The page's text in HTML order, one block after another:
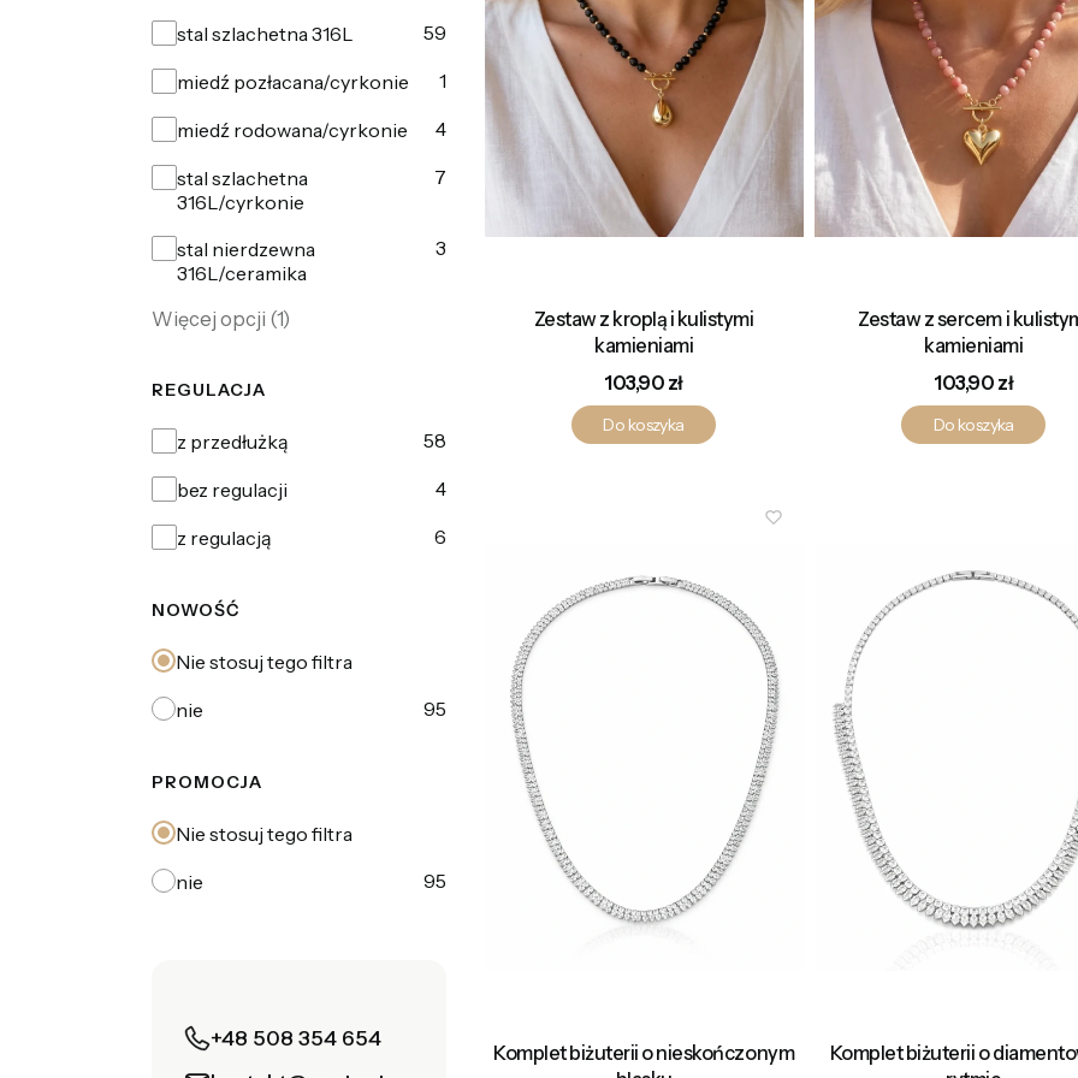
Materiał
stal szlachetna 316L 59
miedź pozłacana/cyrkonie 1
miedź rodowana/cyrkonie 4
stal szlachetna
316L/cyrkonie
7
stal nierdzewna
316L/ceramika
3
Więcej opcji (1)
REGULACJA
Regulacja
z przedłużką 58
bez regulacji 4
z regulacją 6
NOWOŚĆ
Nie stosuj tego filtra
nie
95
PROMOCJA
Nie stosuj tego filtra
nie
95
+48 508 354 654
Zestaw z kroplą i kulistymi
kamieniami
Cena
103,90 zł
Do koszyka
Zestaw z sercem i
kamieniami
Cena
103,90 zł
Do koszyka
Komplet biżuterii o nieskończonym
Komplet biżuterii o